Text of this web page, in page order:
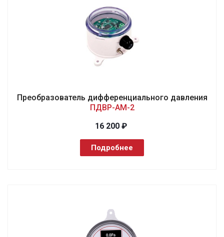
Преобразователь дифференциального давления
ПДВР-АМ-2
16 200 ₽
Подробнее